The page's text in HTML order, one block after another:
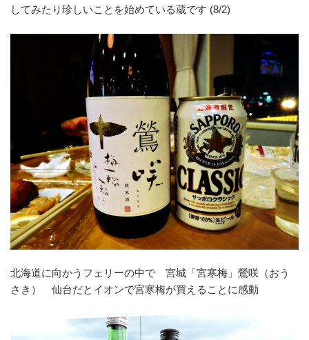
してみたり珍しいことを始めている蔵です (8/2)
北海道に向かうフェリーの中で 宮城「宮寒梅」鶯咲（おう
さき） 仙台だとイオンで宮寒梅が買えることに感動